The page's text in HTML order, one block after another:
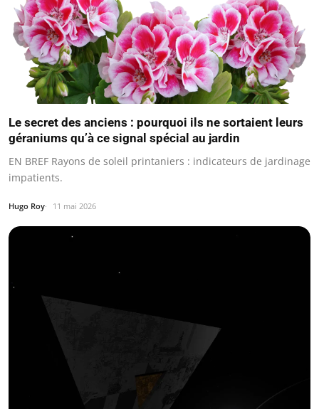
Le secret des anciens : pourquoi ils ne sortaient leurs
géraniums qu’à ce signal spécial au jardin
EN BREF Rayons de soleil printaniers : indicateurs de jardinage
impatients.
Hugo Roy 11 mai 2026